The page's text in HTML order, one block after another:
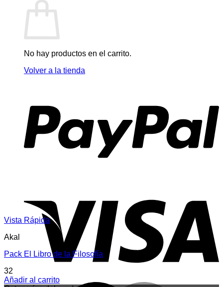
No hay productos en el carrito.
Volver a la tienda
Vista Rápida
Akal
Pack El Libro de la Filosofía
32
Añadir al carrito